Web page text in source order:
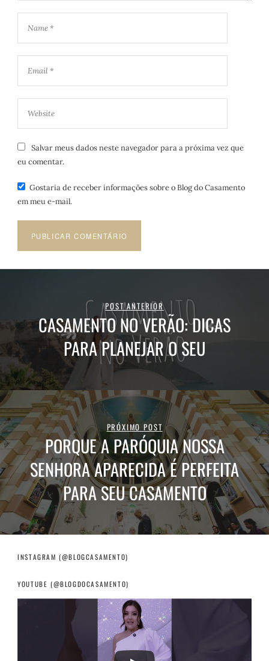
Salvar meus dados neste navegador para a próxima vez que
eu comentar.
Gostaria de receber informações sobre o Blog do Casamento
em meu e-mail.
POST ANTERIOR
CASAMENTO NO VERÃO: DICAS
PARA PLANEJAR O SEU
PRÓXIMO POST
PORQUE A PARÓQUIA NOSSA
SENHORA APARECIDA É PERFEITA
PARA SEU CASAMENTO
INSTAGRAM (@BLOGCASAMENTO)
YOUTUBE (@BLOGDOCASAMENTO)